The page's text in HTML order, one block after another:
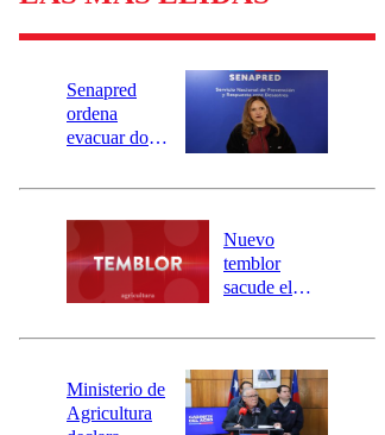
Senapred
ordena
evacuar dos
Carahue por
río Damas:
activa
mensajería
SAE
Nuevo
temblor
sacude el
revisa la
epicentro
Ministerio de
Agricultura